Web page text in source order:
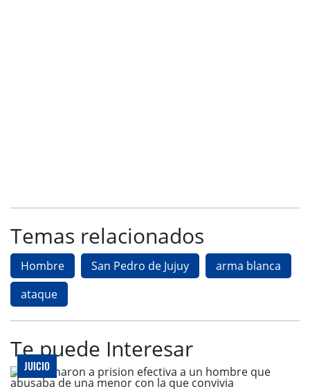
Temas relacionados
Hombre San Pedro de Jujuy
arma blanca
ataque
Te puede Interesar
JUICIO